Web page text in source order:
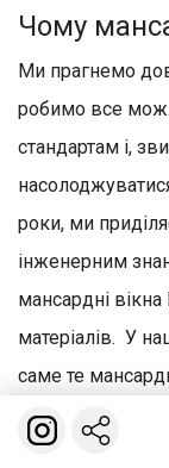
Чому
Ми прагнемо
робимо все
стандартам і,
роки, ми
інженерним
мансардні вікна
матеріалів. У
саме те
скління.